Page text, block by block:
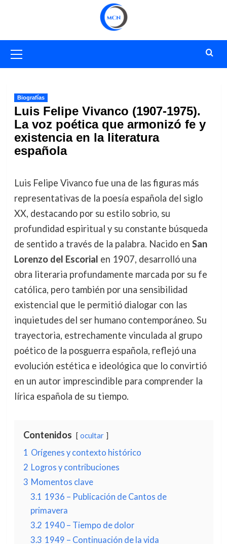
primario
Biografías
Luis Felipe Vivanco (1907-1975).
La voz poética que armonizó fe y
existencia en la literatura
española
Luis Felipe Vivanco fue una de las figuras más
representativas de la poesía española del siglo
XX, destacando por su estilo sobrio, su
profundidad espiritual y su constante búsqueda
de sentido a través de la palabra. Nacido en San
Lorenzo del Escorial en 1907, desarrolló una
obra literaria profundamente marcada por su fe
católica, pero también por una sensibilidad
existencial que le permitió dialogar con las
inquietudes del ser humano contemporáneo. Su
trayectoria, estrechamente vinculada al grupo
poético de la posguerra española, reflejó una
evolución estética e ideológica que lo convirtió
en un autor imprescindible para comprender la
lírica española de su tiempo.
Contenidos ocultar
1 Orígenes y contexto histórico
2 Logros y contribuciones
3 Momentos clave
3.1 1936 – Publicación de Cantos de
primavera
3.2 1940 – Tiempo de dolor
3.3 1949 – Continuación de la vida